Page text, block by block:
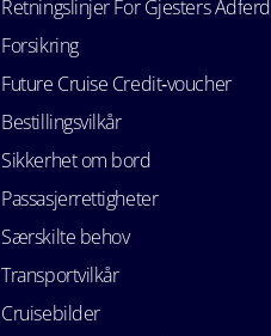
Retningslinjer For Gjesters Adferd
Forsikring
Future Cruise Credit‑voucher
Bestillingsvilkår
Sikkerhet om bord
Passasjerrettigheter
Særskilte behov
Transportvilkår
Cruisebilder